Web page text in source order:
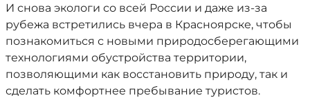
И снова экологи со всей России и даже из-за
рубежа встретились вчера в Красноярске, чтобы
познакомиться с новыми природосберегающими
технологиями обустройства территории,
позволяющими как восстановить природу, так и
сделать комфортнее пребывание туристов.